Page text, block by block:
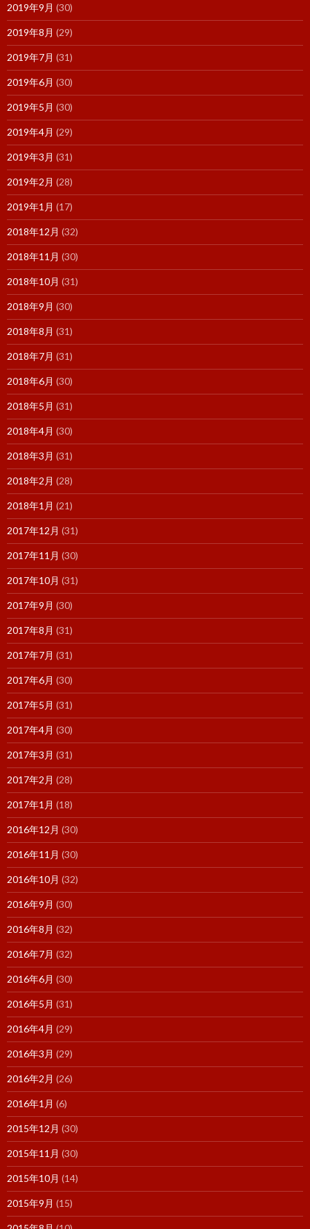
2019年9月 (30)
2019年8月 (29)
2019年7月 (31)
2019年6月 (30)
2019年5月 (30)
2019年4月 (29)
2019年3月 (31)
2019年2月 (28)
2019年1月 (17)
2018年12月 (32)
2018年11月 (30)
2018年10月 (31)
2018年9月 (30)
2018年8月 (31)
2018年7月 (31)
2018年6月 (30)
2018年5月 (31)
2018年4月 (30)
2018年3月 (31)
2018年2月 (28)
2018年1月 (21)
2017年12月 (31)
2017年11月 (30)
2017年10月 (31)
2017年9月 (30)
2017年8月 (31)
2017年7月 (31)
2017年6月 (30)
2017年5月 (31)
2017年4月 (30)
2017年3月 (31)
2017年2月 (28)
2017年1月 (18)
2016年12月 (30)
2016年11月 (30)
2016年10月 (32)
2016年9月 (30)
2016年8月 (32)
2016年7月 (32)
2016年6月 (30)
2016年5月 (31)
2016年4月 (29)
2016年3月 (29)
2016年2月 (26)
2016年1月 (6)
2015年12月 (30)
2015年11月 (30)
2015年10月 (14)
2015年9月 (15)